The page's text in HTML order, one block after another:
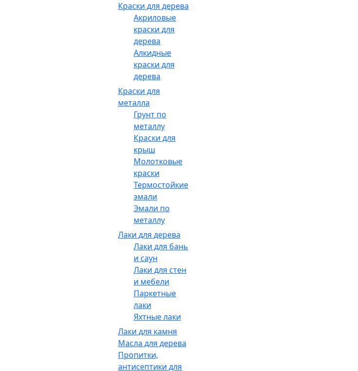
Краски для дерева
Акриловые
краски для
дерева
Алкидные
краски для
дерева
Краски для
металла
Грунт по
металлу
Краски для
крыш
Молотковые
краски
Термостойкие
эмали
Эмали по
металлу
Лаки для дерева
Лаки для бань
и саун
Лаки для стен
и мебели
Паркетные
лаки
Яхтные лаки
Лаки для камня
Масла для дерева
Пропитки,
антисептики для